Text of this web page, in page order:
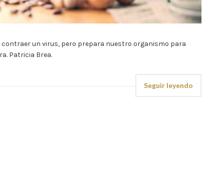
contraer un virus, pero prepara nuestro organismo para
Patricia Brea.
Seguir leyendo